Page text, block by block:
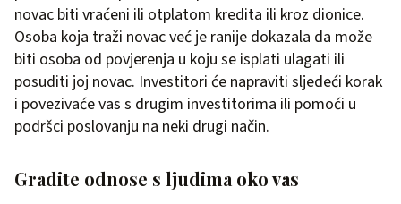
novac biti vraćeni ili otplatom kredita ili kroz dionice.
Osoba koja traži novac već je ranije dokazala da može
biti osoba od povjerenja u koju se isplati ulagati ili
posuditi joj novac. Investitori će napraviti sljedeći korak
i povezivaće vas s drugim investitorima ili pomoći u
podršci poslovanju na neki drugi način.
Gradite odnose s ljudima oko vas